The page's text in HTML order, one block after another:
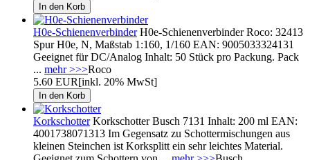
H0e-SchienenverbinderH0e-Schienenverbinder Roco: 32413
Spur H0e, N, Maßstab 1:160, 1/160 EAN: 9005033324131
Geeignet für DC/Analog Inhalt: 50 Stück pro Packung. Pack
... mehr >>>Roco
5.60 EUR[inkl. 20% MwSt]
KorkschotterKorkschotter Busch 7131 Inhalt: 200 ml EAN:
4001738071313 Im Gegensatz zu Schottermischungen aus
kleinen Steinchen ist Korksplitt ein sehr leichtes Material.